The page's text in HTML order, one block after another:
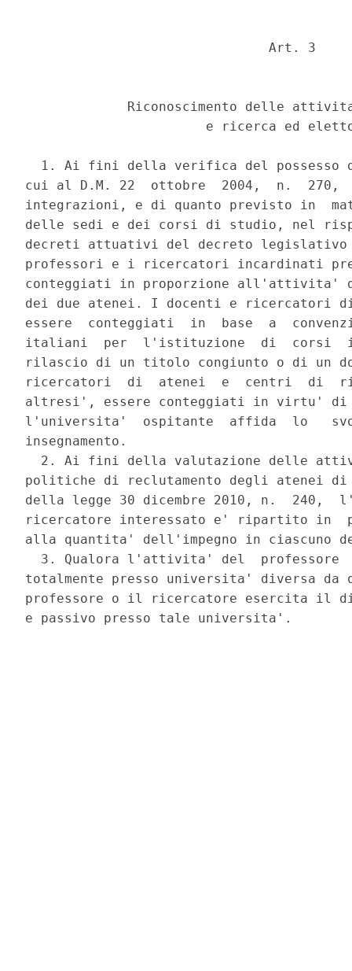
                               Art. 3
Riconoscimento delle
e ricerca ed
1. Ai fini della verifica del possesso
cui al D.M. 22  ottobre  2004,  n.  270,
integrazioni, e di quanto previsto in
delle sedi e dei corsi di studio, nel
decreti attuativi del decreto legislativo
professori e i ricercatori incardinati
conteggiati in proporzione all'attivita'
dei due atenei. I docenti e ricercatori
essere  conteggiati  in  base  a
italiani  per  l'istituzione  di  corsi
rilascio di un titolo congiunto o di un
ricercatori  di  atenei  e  centri  di
altresi', essere conteggiati in virtu' di
l'universita'  ospitante  affida  lo
insegnamento.
2. Ai fini della valutazione delle
politiche di reclutamento degli atenei
della legge 30 dicembre 2010, n.  240,
ricercatore interessato e' ripartito in
alla quantita' dell'impegno in ciascuno
3. Qualora l'attivita' del  professore
totalmente presso universita' diversa
professore o il ricercatore esercita